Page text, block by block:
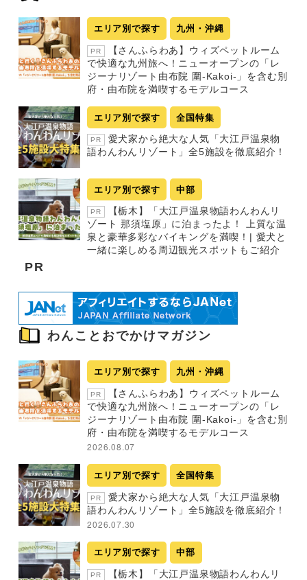
エリア別で探す 九州・沖縄
PR
【さんふらわあ】ウィズペットルーム
で快適な九州旅へ！ニューオープンの「レ
ジーナリゾート由布院 圍-Kakoi-」を含む別
府・由布院を満喫するモデルコース
エリア別で探す 全国特集
PR
愛犬家から絶大な人気「大江戸温泉物
語わんわんリゾート」全5施設を徹底紹介！
エリア別で探す 中部
PR
【栃木】「大江戸温泉物語わんわんリ
ゾート 那須塩原」に泊まったよ！ 上質な温
泉と豪華多彩なバイキングを満喫！| 愛犬と
一緒に楽しめる周辺観光スポットもご紹介
PR
わんことおでかけマガジン
エリア別で探す 九州・沖縄
PR
【さんふらわあ】ウィズペットルーム
で快適な九州旅へ！ニューオープンの「レ
ジーナリゾート由布院 圍-Kakoi-」を含む別
府・由布院を満喫するモデルコース
2026.08.07
エリア別で探す 全国特集
PR
愛犬家から絶大な人気「大江戸温泉物
語わんわんリゾート」全5施設を徹底紹介！
2026.07.30
エリア別で探す 中部
PR
【栃木】「大江戸温泉物語わんわんリ